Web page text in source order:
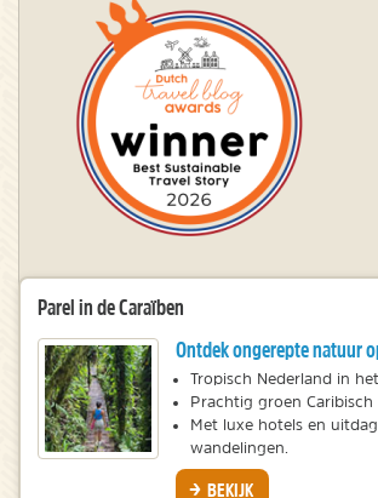
© 2010 – 2026 NatureScanner.nl
Veelgestelde vragen
Privacy statement
Parel in de Caraïben
Ontdek ongerepte natuur
Tropisch Nederland in
Prachtig groen Caribisch
Met luxe hotels en
wandelingen.
BEKIJK